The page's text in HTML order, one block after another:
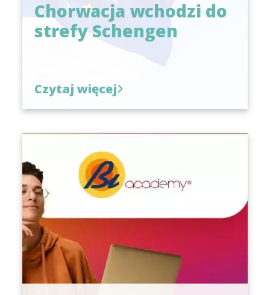
Chorwacja wchodzi do
strefy Schengen
Czytaj więcej